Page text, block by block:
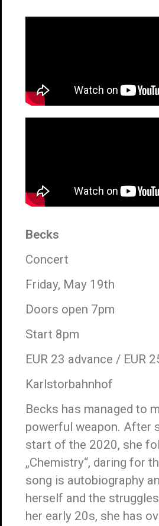
Becks
Concert
Friday, May 19th
Doors open 7pm
Start 8pm
EUR 23 advance / EUR
Karlstorbahnhof
Becks has managed to
powerful weapon. After
start of the 2020, she
„Chemistry“, daring for
song is autobiography
herself and the
her early 20s, she has